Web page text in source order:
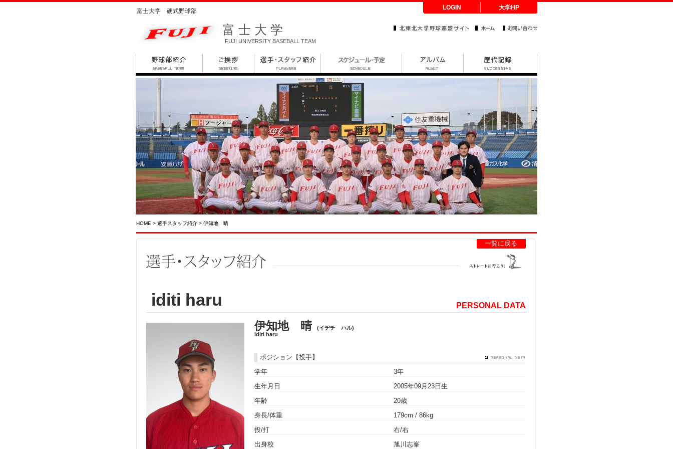
富士大学 硬式野球部
富士大学
FUJI UNIVERSITY BASEBALL TEAM
LOGIN 大学HP
HOME > 選手スタッフ紹介 > 伊知地 晴
一覧に戻る
iditi haru PERSONAL DATA
伊知地 晴
(イヂチ ハル)
iditi haru
ポジション【投手】
学年 3年
生年月日 2005年09月23日生
年齢 20歳
身長/体重 179cm / 86kg
投/打 右/右
出身校 旭川志峯